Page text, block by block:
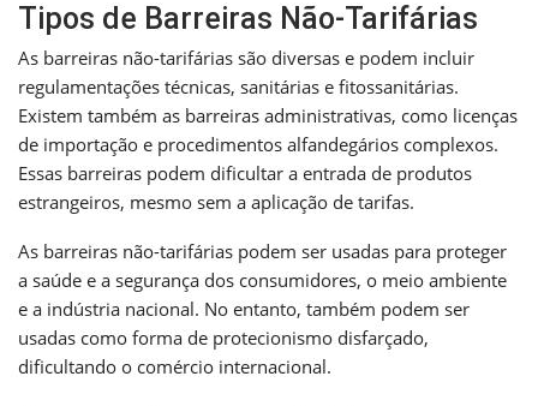
Tipos de Barreiras Não-Tarifárias
As barreiras não-tarifárias são diversas e podem incluir
regulamentações técnicas, sanitárias e fitossanitárias.
Existem também as barreiras administrativas, como licenças
de importação e procedimentos alfandegários complexos.
Essas barreiras podem dificultar a entrada de produtos
estrangeiros, mesmo sem a aplicação de tarifas.
As barreiras não-tarifárias podem ser usadas para proteger
a saúde e a segurança dos consumidores, o meio ambiente
e a indústria nacional. No entanto, também podem ser
usadas como forma de protecionismo disfarçado,
dificultando o comércio internacional.